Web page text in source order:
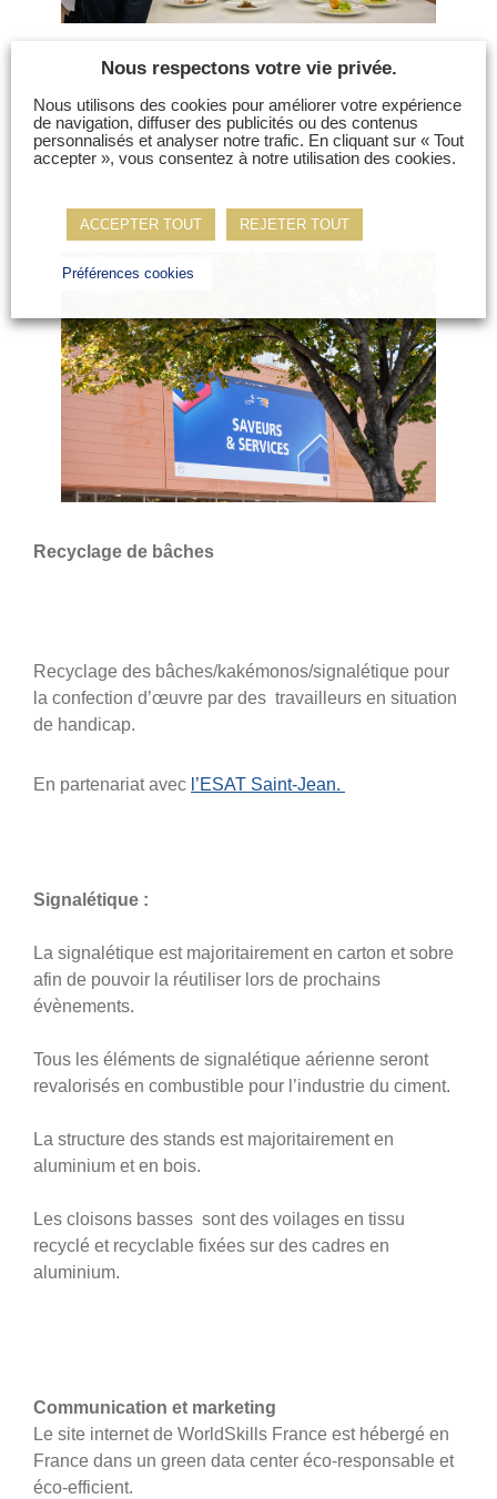
Recyclage de bâches
Recyclage des bâches/kakémonos/signalétique pour
la confection d’œuvre par des travailleurs en situation
de handicap.
En partenariat avec l’ESAT Saint-Jean.
Signalétique :
La signalétique est majoritairement en carton et sobre
afin de pouvoir la réutiliser lors de prochains
évènements.
Tous les éléments de signalétique aérienne seront
revalorisés en combustible pour l’industrie du ciment.
La structure des stands est majoritairement en
aluminium et en bois.
Les cloisons basses sont des voilages en tissu
recyclé et recyclable fixées sur des cadres en
aluminium.
Communication et marketing
Le site internet de WorldSkills France est hébergé en
France dans un green data center éco-responsable et
éco-efficient.
Nous respectons votre vie privée.
Nous utilisons des cookies pour améliorer votre expérience
de navigation, diffuser des publicités ou des contenus
personnalisés et analyser notre trafic. En cliquant sur « Tout
accepter », vous consentez à notre utilisation des cookies.
ACCEPTER TOUT REJETER TOUT
Préférences cookies